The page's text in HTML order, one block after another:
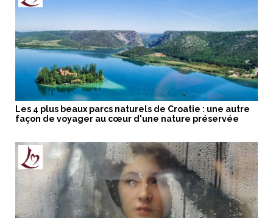
Les 4 plus beaux parcs naturels de Croatie : une autre
façon de voyager au cœur d'une nature préservée